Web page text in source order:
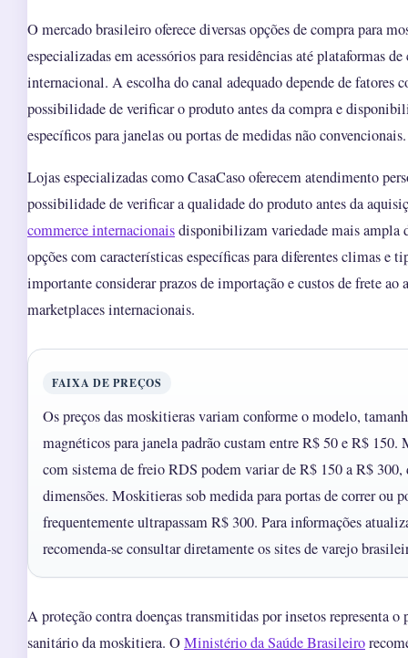
O mercado brasileiro oferece diversas opções de compra para
especializadas em acessórios para residências até plataformas
internacional. A escolha do canal adequado depende de fatores
possibilidade de verificar o produto antes da compra e
específicos para janelas ou portas de medidas não convencionais.
Lojas especializadas como CasaCaso oferecem atendimento
possibilidade de verificar a qualidade do produto antes da
commerce internacionaisdisponibilizam variedade mais ampla
opções com características específicas para diferentes climas e
importante considerar prazos de importação e custos de frete ao
marketplaces internacionais.
FAIXA DE PREÇOS
Os preços das moskitieras variam conforme o modelo,
magnéticos para janela padrão custam entre R$ 50 e R$ 150.
com sistema de freio RDS podem variar de R$ 150 a R$ 300,
dimensões. Moskitieras sob medida para portas de correr ou
frequentemente ultrapassam R$ 300. Para informações
recomenda-se consultar diretamente os sites de varejo
A proteção contra doenças transmitidas por insetos representa
sanitário da moskitiera. OMinistério da Saúde Brasileiro